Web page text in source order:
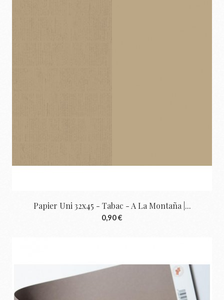
Papier Uni 32x45 - Tabac - A La Montaña |...
0,90 €